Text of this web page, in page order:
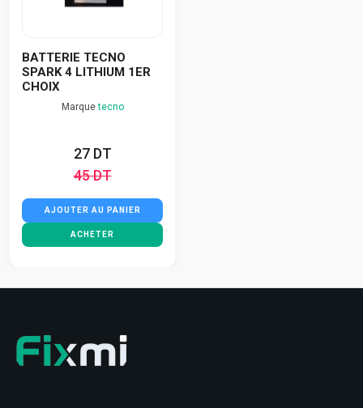
BATTERIE TECNO
SPARK 4 LITHIUM 1ER
CHOIX
Marquetecno
27 DT
45 DT
AJOUTER AU PANIER
ACHETER